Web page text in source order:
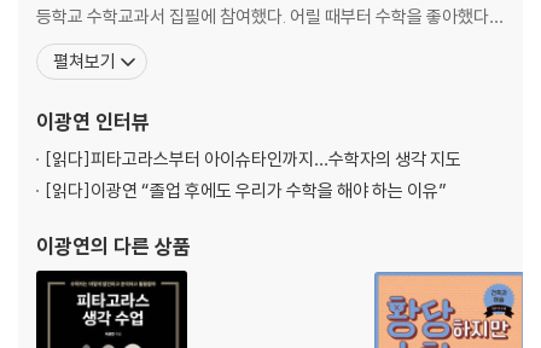
등학교 수학교과서 집필에 참여했다. 어릴 때부터 수학을 좋아했다.
어려운 문제와 씨름하다가 어느 순간 정답을 맞혔을 때 느끼는 쾌감
과 감동 때문에 수학에 빠져 살았다. 수학자로 살면서 세상을 더 재미
게 재미있는 수학을 알려야 한다는 소명을 가지
펼쳐보기
이광연 인터뷰
[읽다]피타고라스부터 아이슈타인까지…수학자의 생각 지도
[읽다]이광연 “졸업 후에도 우리가 수학을 해야 하는 이유”
이광연의 다른 상품